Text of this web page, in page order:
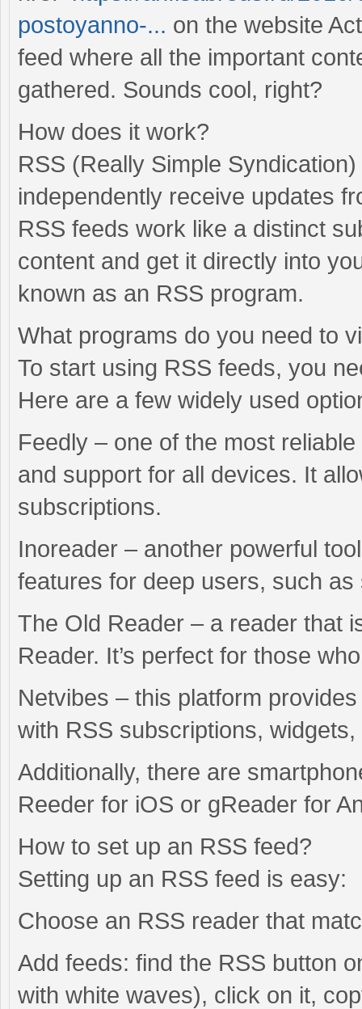
postoyanno-... on the website
feed where all the important
gathered. Sounds cool, right?
How does it work?
RSS (Really Simple
independently receive updates
RSS feeds work like a distinct
content and get it directly into
known as an RSS program.
What programs do you need to
To start using RSS feeds, you
Here are a few widely used
Feedly – one of the most
and support for all devices. It
subscriptions.
Inoreader – another powerful
features for deep users, such
The Old Reader – a reader that
Reader. It’s perfect for those
Netvibes – this platform
with RSS subscriptions,
Additionally, there are
Reeder for iOS or gReader for
How to set up an RSS feed?
Setting up an RSS feed is easy:
Choose an RSS reader that
Add feeds: find the RSS button
with white waves), click on it,